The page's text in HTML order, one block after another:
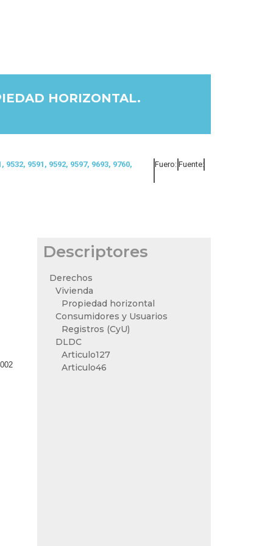
HORIZONTAL.
9532, 9591, 9592, 9597, 9693, 9760,
Fuero: Fuente:
Descriptores
Derechos
Vivienda
Propiedad horizontal
Consumidores y Usuarios
Registros (CyU)
DLDC
Articulo127
Articulo46